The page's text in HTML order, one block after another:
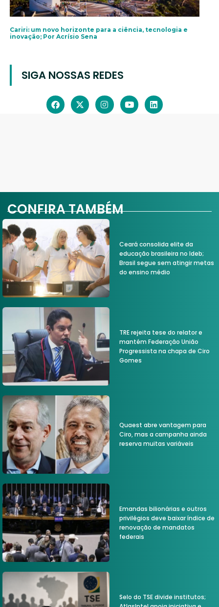
Cariri: um novo horizonte para a ciência, tecnologia e
inovação; Por Acrísio Sena
SIGA NOSSAS REDES
CONFIRA TAMBÉM
Ceará consolida elite da
educação brasileira no Ideb;
Brasil segue sem atingir metas
do ensino médio
TRE rejeita tese do relator e
mantém Federação União
Progressista na chapa de Ciro
Gomes
Quaest abre vantagem para
Ciro, mas a campanha ainda
reserva muitas variáveis
Emandas bilionárias e outros
privilégios deve baixar índice de
renovação de mandatos
federais
Selo do TSE divide institutos;